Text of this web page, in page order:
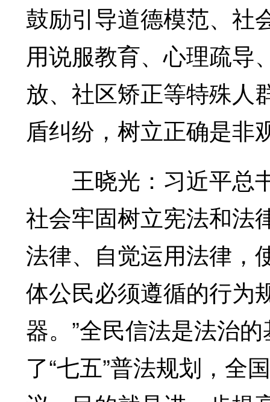
鼓励引导道德模范、社
用说服教育、心理疏导
放、社区矫正等特殊人
盾纠纷，树立正确是非
王晓光：习近平总书
社会牢固树立宪法和法
法律、自觉运用法律，
体公民必须遵循的行为
器。”全民信法是法治
了“七五”普法规划，全